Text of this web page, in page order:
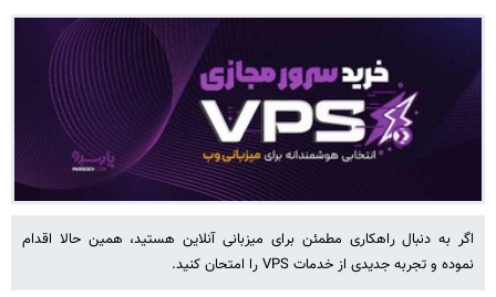
اگر به دنبال راهکاری مطمئن برای میزبانی آنلاین هستید، همین حالا اقدام
نموده و تجربه جدیدی از خدمات VPS را امتحان کنید.